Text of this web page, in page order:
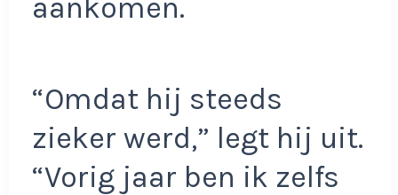
aankomen.
“Omdat hij steeds
zieker werd,” legt hij uit.
“Vorig jaar ben ik zelfs